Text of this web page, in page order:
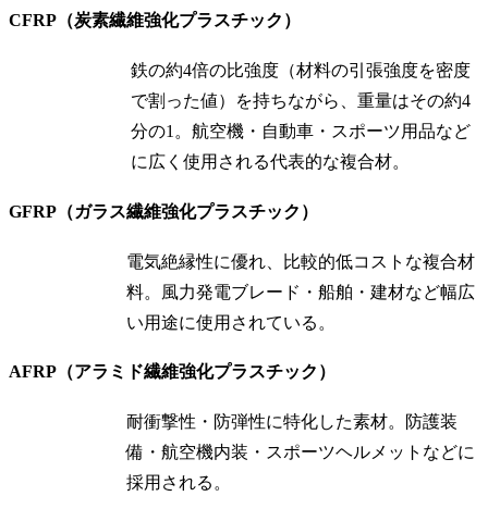
CFRP（炭素繊維強化プラスチック）
鉄の約4倍の比強度（材料の引張強度を密度
で割った値）を持ちながら、重量はその約4
分の1。航空機・自動車・スポーツ用品など
に広く使用される代表的な複合材。
GFRP（ガラス繊維強化プラスチック）
電気絶縁性に優れ、比較的低コストな複合材
料。風力発電ブレード・船舶・建材など幅広
い用途に使用されている。
AFRP（アラミド繊維強化プラスチック）
耐衝撃性・防弾性に特化した素材。防護装
備・航空機内装・スポーツヘルメットなどに
採用される。